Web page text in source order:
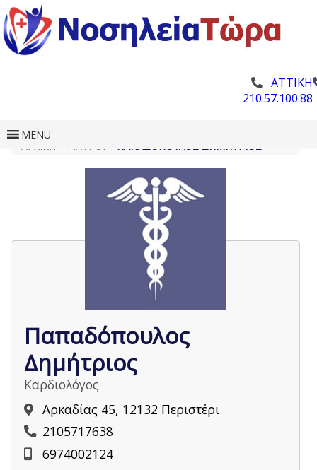
ΑΤΤΙΚΗ
210.57.100.88
MENU
Παπαδόπουλος
Δημήτριος
Καρδιολόγος
Αρκαδίας 45, 12132 Περιστέρι
2105717638
6974002124